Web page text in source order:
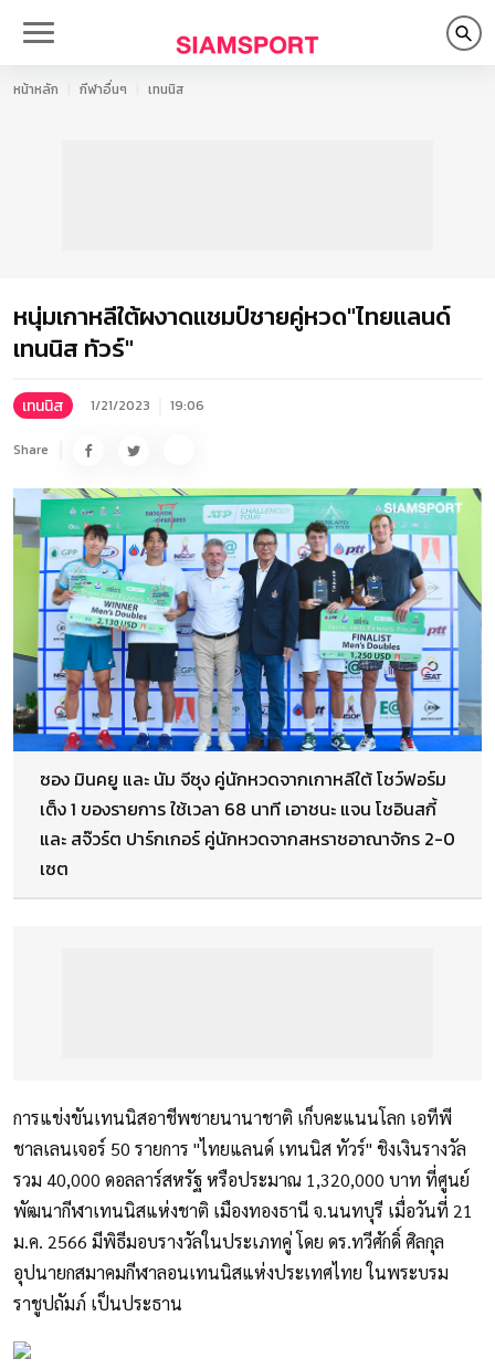
หน้าหลัก กีฬาอื่นๆ เทนนิส
หนุ่มเกาหลีใต้ผงาดแชมป์ชายคู่หวด"ไทยแลนด์
เทนนิส ทัวร์"
เทนนิส 1/21/2023 19:06
Share
ซอง มินคยู และ นัม จีซุง คู่นักหวดจากเกาหลีใต้ โชว์ฟอร์ม
เต็ง 1 ของรายการ ใช้เวลา 68 นาที เอาชนะ แจน โชอินสกี้
และ สจ๊วร์ต ปาร์กเกอร์ คู่นักหวดจากสหราชอาณาจักร 2-0
เซต
การแข่งขันเทนนิสอาชีพชายนานาชาติ เก็บคะแนนโลก เอทีพี
ชาลเลนเจอร์ 50 รายการ "ไทยแลนด์ เทนนิส ทัวร์" ชิงเงินรางวัล
รวม 40,000 ดอลลาร์สหรัฐ หรือประมาณ 1,320,000 บาท ที่ศูนย์
พัฒนากีฬาเทนนิสแห่งชาติ เมืองทองธานี จ.นนทบุรี เมื่อวันที่ 21
ม.ค. 2566 มีพิธีมอบรางวัลในประเภทคู่ โดย ดร.ทวีศักดิ์ ศิลกุล
อุปนายกสมาคมกีฬาลอนเทนนิสแห่งประเทศไทย ในพระบรม
ราชูปถัมภ์ เป็นประธาน